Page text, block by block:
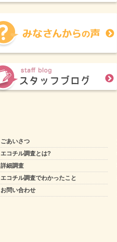
ごあいさつ
エコチル調査とは?
詳細調査
エコチル調査でわかったこと
お問い合わせ